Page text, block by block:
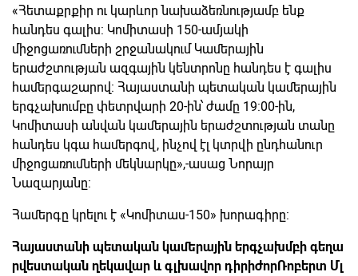
«Հետաքրքիր ու կարևոր նախաձեռնությամբ ենք
հանդես գալիս: Կոմիտասի 150-ամյակի
միջոցառումների շրջանակում Կամերային
երաժշտության ազգային կենտրոնը հանդես է գալիս
համերգաշարով: Հայաստանի պետական կամերային
երգչախումբը փետրվարի 20-ին՝ ժամը 19:00-ին,
Կոմիտասի անվան կամերային երաժշտության տանը
հանդես կգա համերգով, ինչով էլ կտրվի ընդհանուր
միջոցառումների մեկնարկը»,-ասաց Նորայր
Նազարյանը:
Համերգը կրելու է «Կոմիտաս-150» խորագիրը:
Հայաստանի պետական կամերային երգչախմբի գեղա
րվեստական ղեկավար և գլխավոր դիրիժորՌոբերտ Մլ